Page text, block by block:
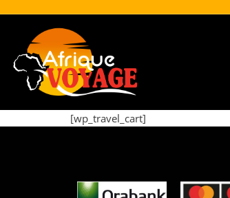
[wp_travel_cart]